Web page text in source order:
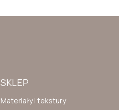
SKLEP
Materiały i tekstury